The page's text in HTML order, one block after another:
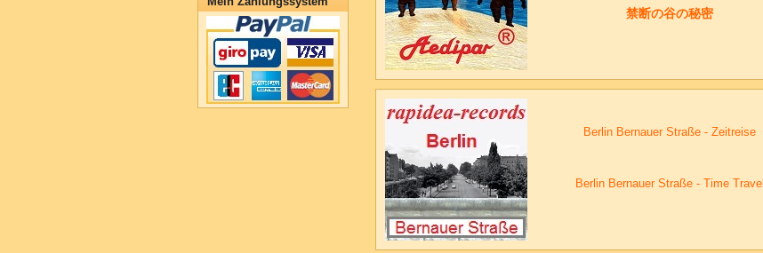
禁断の谷の秘密
Berlin Bernauer Straße - Zeitreise
Berlin Bernauer Straße - Time Travel